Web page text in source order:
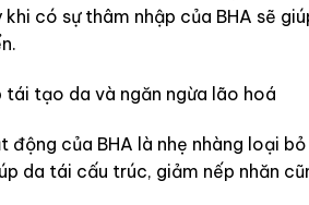
khi có sự thâm nhập của BHA sẽ
tái tạo da và ngăn ngừa lão hoá
động của BHA là nhẹ nhàng loại
da tái cấu trúc, giảm nếp nhăn